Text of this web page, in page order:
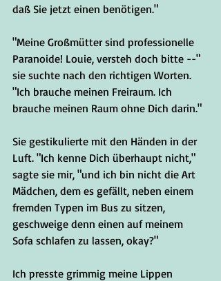
daß Sie jetzt einen benötigen."
"Meine Großmütter sind professionelle
Paranoide! Louie, versteh doch bitte --"
sie suchte nach den richtigen Worten.
"Ich brauche meinen Freiraum. Ich
brauche meinen Raum ohne Dich darin."
Sie gestikulierte mit den Händen in der
Luft. "Ich kenne Dich überhaupt nicht,"
sagte sie mir, "und ich bin nicht die Art
Mädchen, dem es gefällt, neben einem
fremden Typen im Bus zu sitzen,
geschweige denn einen auf meinem
Sofa schlafen zu lassen, okay?"
Ich presste grimmig meine Lippen